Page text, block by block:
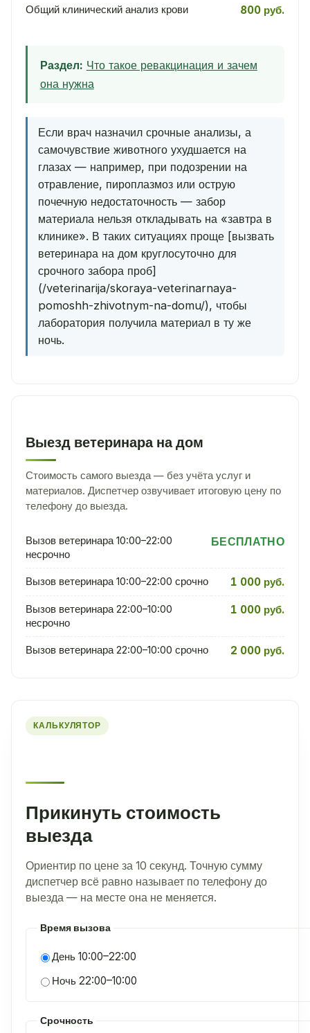
Общий клинический анализ крови 800 руб.
Раздел: Что такое ревакцинация и зачем
она нужна
Если врач назначил срочные анализы, а
самочувствие животного ухудшается на
глазах — например, при подозрении на
отравление, пироплазмоз или острую
почечную недостаточность — забор
материала нельзя откладывать на «завтра в
клинике». В таких ситуациях проще [вызвать
ветеринара на дом круглосуточно для
срочного забора проб]
(/veterinarija/skoraya-veterinarnaya-
pomoshh-zhivotnym-na-domu/), чтобы
лаборатория получила материал в ту же
ночь.
Выезд ветеринара на дом
Стоимость самого выезда — без учёта услуг и
материалов. Диспетчер озвучивает итоговую цену по
телефону до выезда.
Вызов ветеринара 10:00–22:00
несрочно
БЕСПЛАТНО
Вызов ветеринара 10:00–22:00 срочно 1 000 руб.
Вызов ветеринара 22:00–10:00
несрочно
1 000 руб.
Вызов ветеринара 22:00–10:00 срочно 2 000 руб.
КАЛЬКУЛЯТОР
Прикинуть стоимость
выезда
Ориентир по цене за 10 секунд. Точную сумму
диспетчер всё равно называет по телефону до
выезда — на месте она не меняется.
Время вызова
День 10:00–22:00
Ночь 22:00–10:00
Срочность